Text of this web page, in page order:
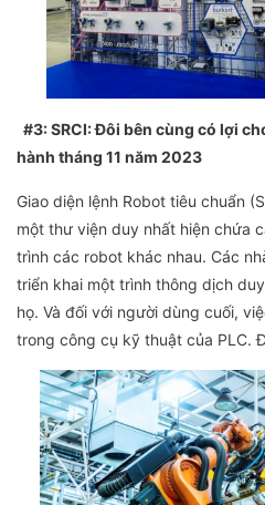
#3: SRCI: Đôi bên cùng có lợi
hành tháng 11 năm 2023
Giao diện lệnh Robot tiêu chuẩn
một thư viện duy nhất hiện chứa
trình các robot khác nhau. Các
triển khai một trình thông dịch
họ. Và đối với người dùng cuối,
trong công cụ kỹ thuật của PLC.